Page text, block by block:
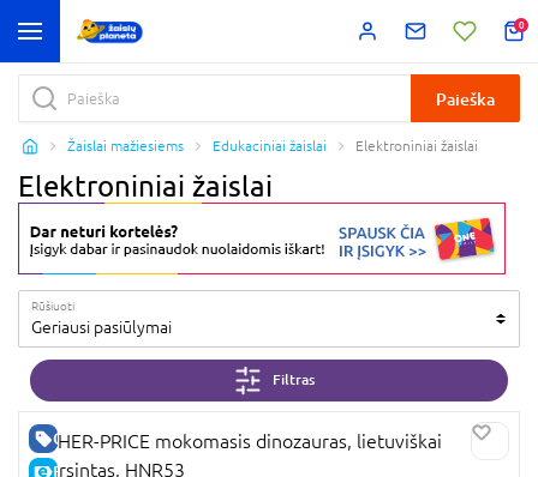
0
Paieška
Žaislai mažiesiems Edukaciniai žaislai Elektroniniai žaislai
Elektroniniai žaislai
Rūšiuoti
Geriausi pasiūlymai
Filtras
GERA KAINA
E-KAINA
FISHER-PRICE mokomasis dinozauras, lietuviškai
įgarsintas, HNR53